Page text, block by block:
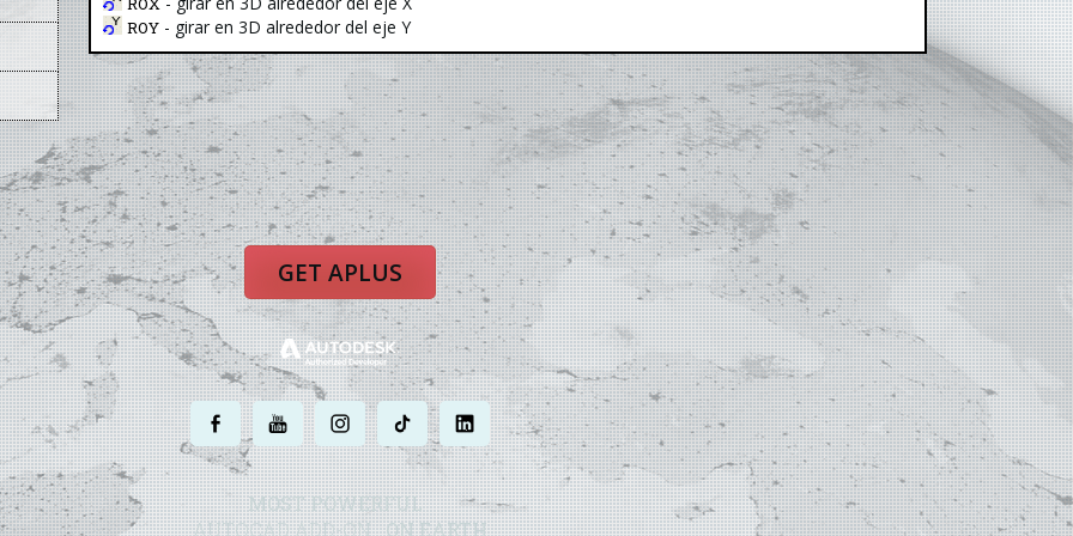
ROY - girar en 3D alrededor del eje Y
GET APLUS
. . . . .
MOST POWERFUL
AUTOCAD ADD-ONON EARTH